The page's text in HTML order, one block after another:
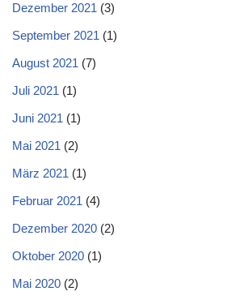
Dezember 2021 (3)
September 2021 (1)
August 2021 (7)
Juli 2021 (1)
Juni 2021 (1)
Mai 2021 (2)
März 2021 (1)
Februar 2021 (4)
Dezember 2020 (2)
Oktober 2020 (1)
Mai 2020 (2)